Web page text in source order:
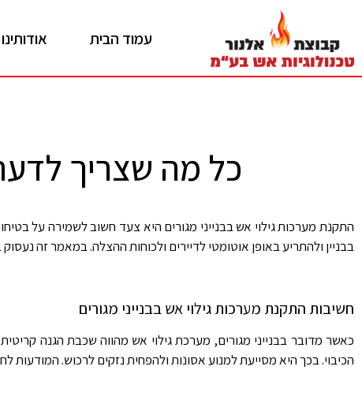
עמוד הבית אודותינו
כל מה שצריך
התקנת מערכות גילוי אש בבנייני מגורים היא צעד חשוב לשמירה על
בבניין ולהתריע באופן אוטומטי לדיירים ולכוחות ההצלה. במאמר זה
חשיבות התקנת מערכות גילוי אש בבנייני מגורים
כאשר מדובר בבנייני מגורים, מערכת גילוי אש מהווה שכבת הגנה
הכיבוי. בכך היא מסייעת למנוע אסונות ולהפחית נזקים לרכוש.